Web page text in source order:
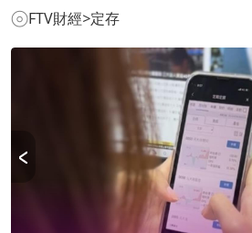
FTV財經>定存